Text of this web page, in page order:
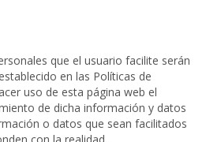
que el usuario facilite serán
en las Políticas de
uso de esta página web el
de dicha información y datos
o datos que sean facilitados
con la realidad.